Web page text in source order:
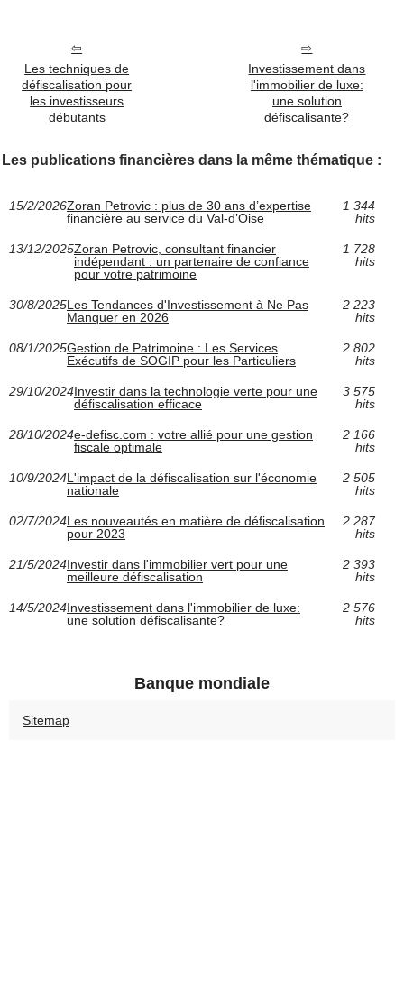
Les techniques de
défiscalisation pour
les investisseurs
débutants
Investissement dans
l'immobilier de luxe:
une solution
défiscalisante?
Les publications financières dans la même thématique :
15/2/2026Zoran Petrovic : plus de 30 ans d’expertise
financière au service du Val-d’Oise
1 344
hits
13/12/2025Zoran Petrovic, consultant financier
indépendant : un partenaire de confiance
pour votre patrimoine
1 728
hits
30/8/2025Les Tendances d'Investissement à Ne Pas
Manquer en 2026
2 223
hits
08/1/2025Gestion de Patrimoine : Les Services
Exécutifs de SOGIP pour les Particuliers
2 802
hits
29/10/2024Investir dans la technologie verte pour une
défiscalisation efficace
3 575
hits
28/10/2024e-defisc.com : votre allié pour une gestion
fiscale optimale
2 166
hits
10/9/2024L'impact de la défiscalisation sur l'économie
nationale
2 505
hits
02/7/2024Les nouveautés en matière de défiscalisation
pour 2023
2 287
hits
21/5/2024Investir dans l'immobilier vert pour une
meilleure défiscalisation
2 393
hits
14/5/2024Investissement dans l'immobilier de luxe:
une solution défiscalisante?
2 576
hits
Banque mondiale
Sitemap